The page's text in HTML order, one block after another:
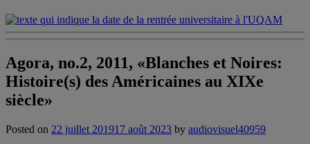
Agora, no.2, 2011, «Blanches et Noires:
Histoire(s) des Américaines au XIXe
siècle»
Posted on 22 juillet 201917 août 2023 by audiovisuel40959